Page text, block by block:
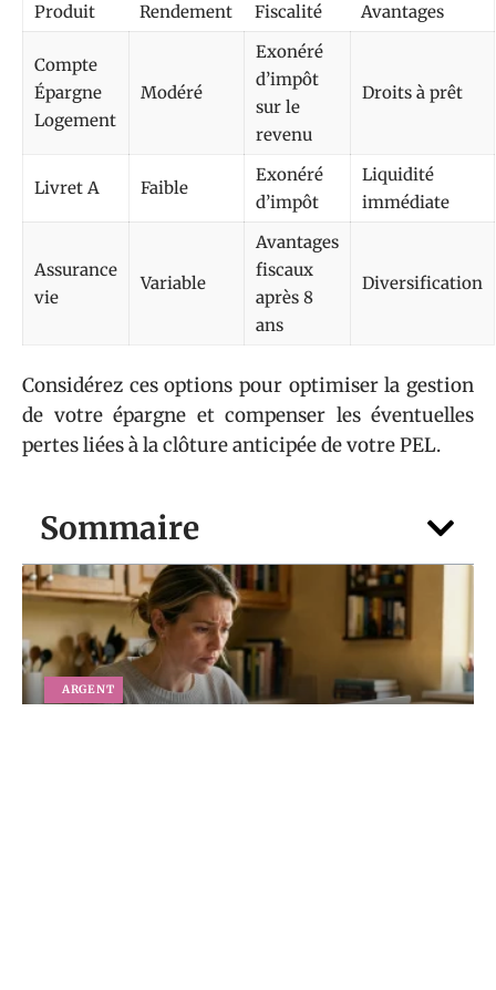
Sommaire
ARGENT
Produit Rendement Fiscalité Avantages
Compte
Épargne
Logement
Modéré
Exonéré
d’impôt
sur le
revenu
Droits à prêt
Livret A Faible
Exonéré
d’impôt
Liquidité
immédiate
Assurance
vie
Variable
Avantages
fiscaux
après 8
ans
Diversification
Considérez ces options pour optimiser la gestion
de votre épargne et compenser les éventuelles
pertes liées à la clôture anticipée de votre PEL.